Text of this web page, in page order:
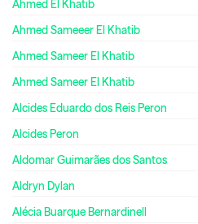
Ahmed El Khatib
Ahmed Sameeer El Khatib
Ahmed Sameer El Khatib
Ahmed Sameer El Khatib
Alcides Eduardo dos Reis Peron
Alcides Peron
Aldomar Guimarães dos Santos
Aldryn Dylan
Alécia Buarque Bernardinell